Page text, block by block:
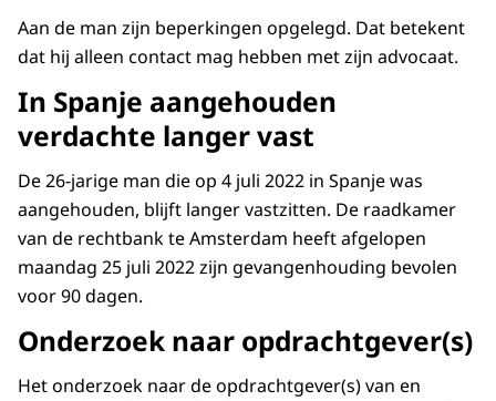
Aan de man zijn beperkingen opgelegd. Dat betekent
dat hij alleen contact mag hebben met zijn advocaat.
In Spanje aangehouden
verdachte langer vast
De 26-jarige man die op 4 juli 2022 in Spanje was
aangehouden, blijft langer vastzitten. De raadkamer
van de rechtbank te Amsterdam heeft afgelopen
maandag 25 juli 2022 zijn gevangenhouding bevolen
voor 90 dagen.
Onderzoek naar opdrachtgever(s)
Het onderzoek naar de opdrachtgever(s) van en